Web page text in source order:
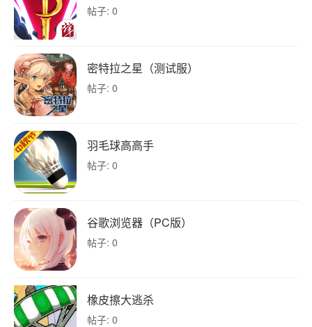
帖子: 0
密特拉之星（测试服）
帖子: 0
羽毛球高高手
帖子: 0
谷歌浏览器（PC版）
帖子: 0
橡皮擦大逃杀
帖子: 0